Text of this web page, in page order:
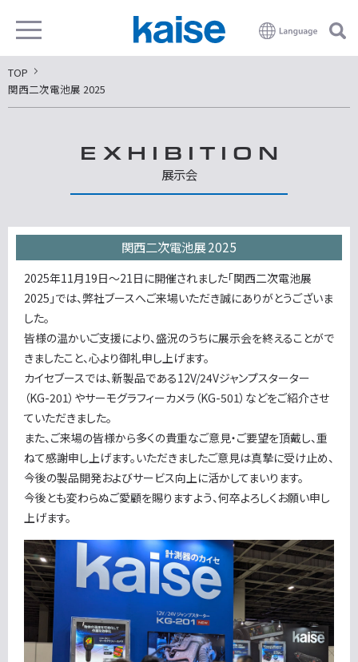
TOP
関西二次電池展 2025
EXHIBITION
展示会
関西二次電池展 2025
2025年11月19日～21日に開催されました「関西二次電池展
2025」では、弊社ブースへご来場いただき誠にありがとうございま
した。
皆様の温かいご支援により、盛況のうちに展示会を終えることがで
きましたこと、心より御礼申し上げます。
カイセブースでは、新製品である12V/24Vジャンプスターター
（KG-201）やサーモグラフィーカメラ（KG-501）などをご紹介させ
ていただきました。
また、ご来場の皆様から多くの貴重なご意見・ご要望を頂戴し、重
ねて感謝申し上げます。いただきましたご意見は真摯に受け止め、
今後の製品開発およびサービス向上に活かしてまいります。
今後とも変わらぬご愛顧を賜りますよう、何卒よろしくお願い申し
上げます。